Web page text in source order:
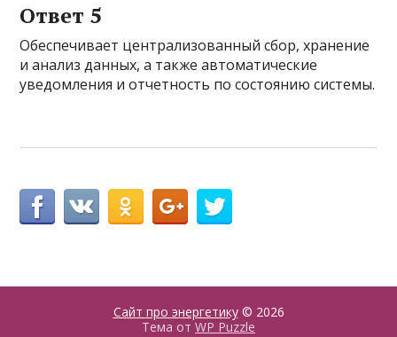
Ответ 5
Обеспечивает централизованный сбор, хранение
и анализ данных, а также автоматические
уведомления и отчетность по состоянию системы.
Сайт про энергетику© 2026
Тема от WP Puzzle